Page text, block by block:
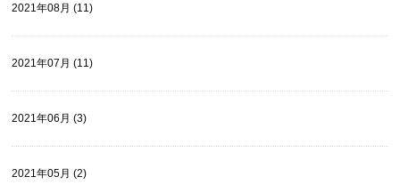
2021年08月 (11)
2021年07月 (11)
2021年06月 (3)
2021年05月 (2)